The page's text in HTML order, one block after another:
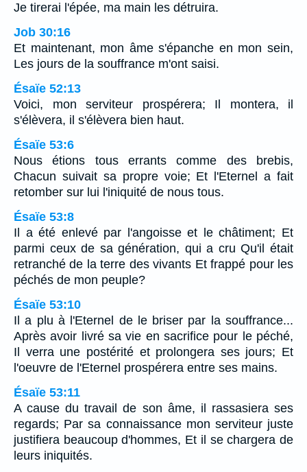
Je tirerai l'épée, ma main les détruira.
Job 30:16
Et maintenant, mon âme s'épanche en mon sein,
Les jours de la souffrance m'ont saisi.
Ésaïe 52:13
Voici, mon serviteur prospérera; Il montera, il
s'élèvera, il s'élèvera bien haut.
Ésaïe 53:6
Nous étions tous errants comme des brebis,
Chacun suivait sa propre voie; Et l'Eternel a fait
retomber sur lui l'iniquité de nous tous.
Ésaïe 53:8
Il a été enlevé par l'angoisse et le châtiment; Et
parmi ceux de sa génération, qui a cru Qu'il était
retranché de la terre des vivants Et frappé pour les
péchés de mon peuple?
Ésaïe 53:10
Il a plu à l'Eternel de le briser par la souffrance...
Après avoir livré sa vie en sacrifice pour le péché,
Il verra une postérité et prolongera ses jours; Et
l'oeuvre de l'Eternel prospérera entre ses mains.
Ésaïe 53:11
A cause du travail de son âme, il rassasiera ses
regards; Par sa connaissance mon serviteur juste
justifiera beaucoup d'hommes, Et il se chargera de
leurs iniquités.